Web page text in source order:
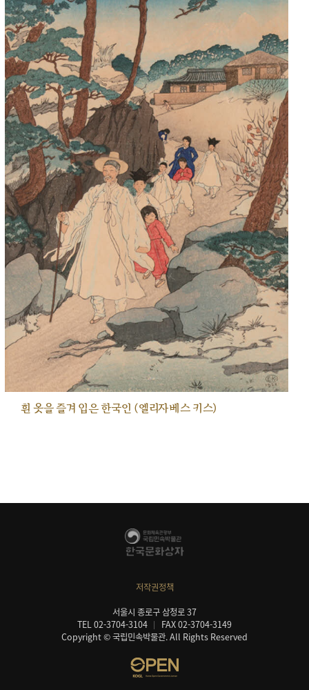
흰 옷을 즐겨 입은 한국인 (엘리자베스 키스)
저작권정책
서울시 종로구 삼청로 37
TEL 02-3704-3104
FAX 02-3704-3149
Copyright © 국립민속박물관. All Rights Reserved